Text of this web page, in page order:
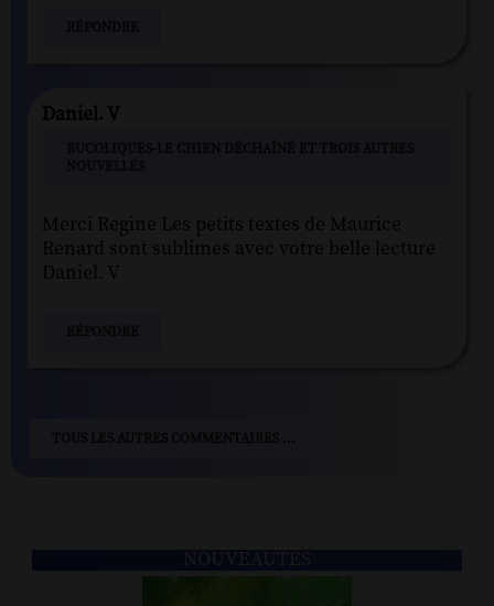
Daniel. V
Merci Regine Les petits textes de Maurice
Renard sont sublimes avec votre belle lecture
Daniel. V